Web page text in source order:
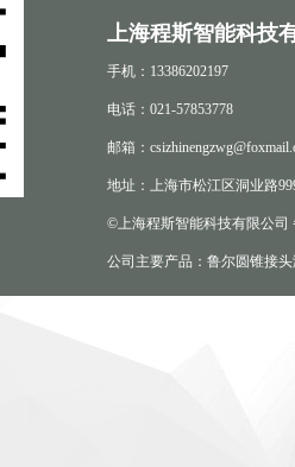
上海程斯智能科技
手机：13386202197
电话：021-57853778
邮箱：
地址：上海市松江区洞业路
©上海程斯智能科技有限公司
公司主要产品：鲁尔圆锥接